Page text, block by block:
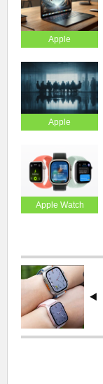
Apple
Apple
Apple Watch